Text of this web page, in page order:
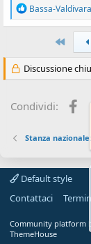
R
e
a
o
n
Bassa-Valdivara
Primo
Discussione
Condividi:
Stanza
Default style
Contattaci
Community platform
ThemeHouse